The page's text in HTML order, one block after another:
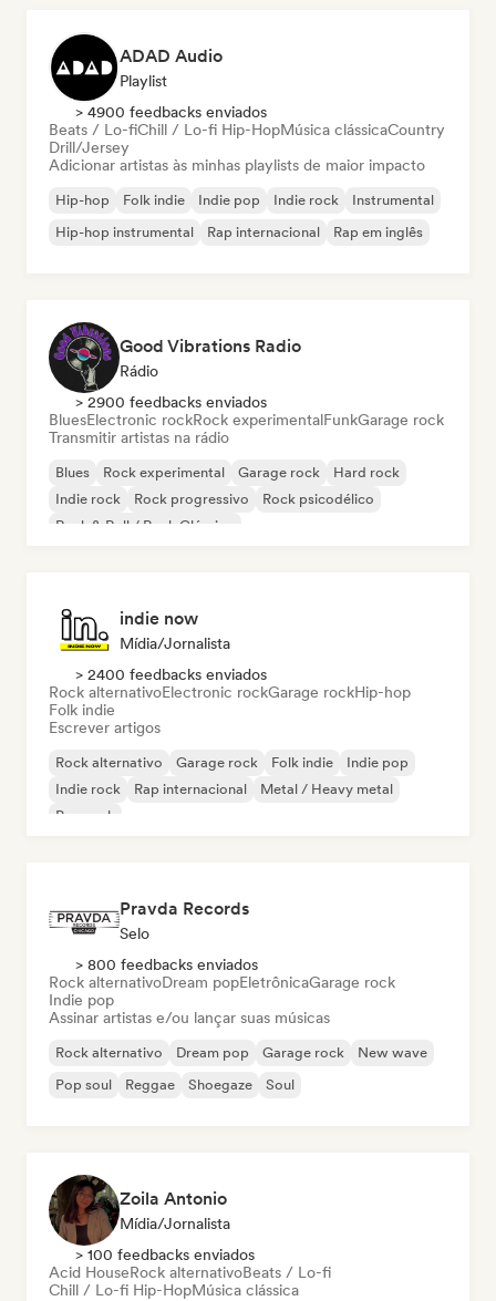
ADAD Audio
Playlist
> 4900 feedbacks enviados
Beats / Lo-fiChill / Lo-fi Hip-HopMúsica clássicaCountry
Drill/Jersey
Adicionar artistas às minhas playlists de maior impacto
Hip-hop Folk indie Indie pop Indie rock
Instrumental
Hip-hop instrumental
Rap internacional Rap em inglês
Good Vibrations Radio
Rádio
> 2900 feedbacks enviados
BluesElectronic rockRock experimentalFunkGarage rock
Transmitir artistas na rádio
Blues Rock experimental Garage rock
Hard rock
Indie rock
Rock progressivo
Rock psicodélico
Rock & Roll / Rock Clássico
indie now
Mídia/Jornalista
> 2400 feedbacks enviados
Rock alternativoElectronic rockGarage rockHip-hop
Folk indie
Escrever artigos
Rock alternativo Garage rock Folk indie
Indie pop
Indie rock
Rap internacional
Metal / Heavy metal
Pop rock
Pravda Records
Selo
> 800 feedbacks enviados
Rock alternativoDream popEletrônicaGarage rock
Indie pop
Assinar artistas e/ou lançar suas músicas
Rock alternativo Dream pop Garage rock
New wave
Pop soul
Reggae Shoegaze Soul
Zoila Antonio
Mídia/Jornalista
> 100 feedbacks enviados
Acid HouseRock alternativoBeats / Lo-fi
Chill / Lo-fi Hip-HopMúsica clássica